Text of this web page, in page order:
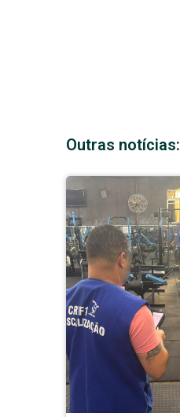
Outras notícias: